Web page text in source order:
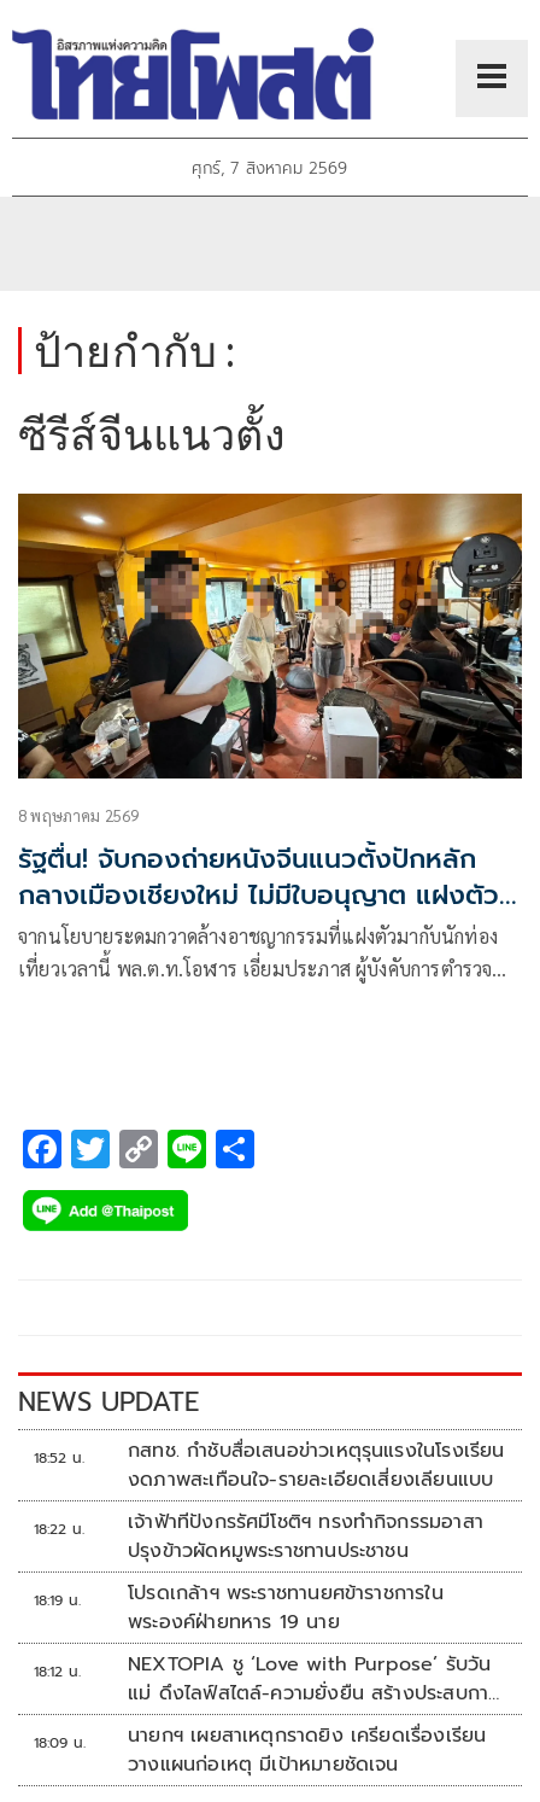
ศุกร์, 7 สิงหาคม 2569
ป้ายกำกับ :
ซีรีส์จีนแนวตั้ง
8 พฤษภาคม 2569
รัฐตื่น! จับกองถ่ายหนังจีนแนวตั้งปักหลัก
กลางเมืองเชียงใหม่ ไม่มีใบอนุญาต แฝงตัว
เป็นนักท่องเที่ยว
จากนโยบายระดมกวาดล้างอาชญากรรมที่แฝงตัวมากับนักท่อง
เที่ยวเวลานี้ พล.ต.ท.โอฬาร เอี่ยมประภาส ผู้บังคับการตำรวจ
F
ac
e
k
T
wi
tt
C
o
p
k
Li
NEWS UPDATE
18:52 น.
กสทช. กำชับสื่อเสนอข่าวเหตุรุนแรงในโรงเรียน
งดภาพสะเทือนใจ-รายละเอียดเสี่ยงเลียนแบบ
18:22 น.
เจ้าฟ้าทีปังกรรัศมีโชติฯ ทรงทำกิจกรรมอาสา
ปรุงข้าวผัดหมูพระราชทานประชาชน
18:19 น.
โปรดเกล้าฯ พระราชทานยศข้าราชการใน
พระองค์ฝ่ายทหาร 19 นาย
18:12 น.
NEXTOPIA ชู ‘Love with Purpose’ รับวัน
แม่ ดึงไลฟ์สไตล์-ความยั่งยืน สร้างประสบกา
รณ์ช้อปปิงมีความหมาย
18:09 น.
นายกฯ เผยสาเหตุกราดยิง เครียดเรื่องเรียน
วางแผนก่อเหตุ มีเป้าหมายชัดเจน